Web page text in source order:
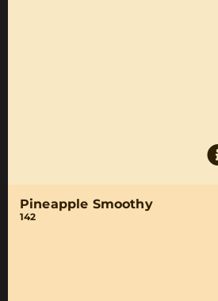
Pineapple Smoothy
142